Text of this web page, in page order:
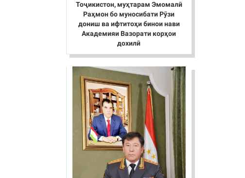
Тоҷикистон, муҳтарам Эмомалӣ
Раҳмон бо муносибати Рӯзи
дониш ва ифтитоҳи бинои нави
Академияи Вазорати корҳои
дохилӣ